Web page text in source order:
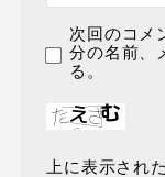
次回のコメ
分の名前、
る。
上に表示され